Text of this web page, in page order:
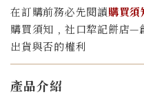
在訂購前務必先閱讀購買須
購買須知﹐社口犂記餅店—
出貨與否的權利
產品介紹